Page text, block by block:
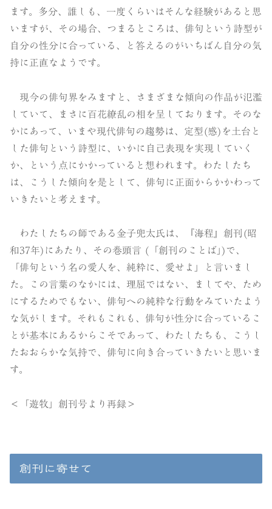
ます。多分、誰しも、一度くらいはそんな経験があると思
いますが、その場合、つまるところは、俳句という詩型が
自分の性分に合っている、と答えるのがいちばん自分の気
持に正直なようです。
現今の俳句界をみますと、さまざまな傾向の作品が氾濫
していて、まさに百花繚乱の相を呈しております。そのな
かにあって、いまや現代俳句の趨勢は、定型(感)を土台と
した俳句という詩型に、いかに自己表現を実現していく
か、という点にかかっていると想われます。わたしたち
は、こうした傾向を是として、俳句に正面からかかわって
いきたいと考えます。
わたしたちの師である金子兜太氏は、『海程』創刊(昭
和37年)にあたり、その巻頭言 (「創刊のことば｣)で、
「俳句という名の愛人を、純粋に、愛せよ」と言いまし
た。この言葉のなかには、理屈ではない、ましてや、ため
にするためでもない、俳句への純粋な行動をみていたよう
な気がします。それもこれも、俳句が性分に合っているこ
とが基本にあるからこそであって、わたしたちも、こうし
たおおらかな気持で、俳句に向き合っていきたいと思いま
す。
＜「遊牧」創刊号より再録＞
創刊に寄せて